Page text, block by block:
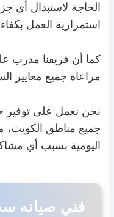
الحاجة لاستبدال أي
استمرارية العمل
كما أن فريقنا مدرب
مراعاة جميع معايير
نحن نعمل على توفير
جميع مناطق الكويت،
اليومية بسبب أي
فني صيانه